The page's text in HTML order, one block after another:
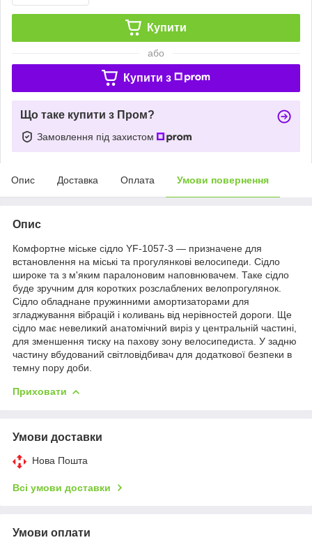
Купити
або
Купити з
Що таке купити з Пром?
Замовлення під захистом
Опис Доставка Оплата Умови повернення
Опис
Комфортне міське сідло YF-1057-3 — призначене для
встановлення на міські та прогулянкові велосипеди. Сідло
широке та з м'яким паралоновим наповнювачем. Таке сідло
буде зручним для коротких розслаблених велопрогулянок.
Сідло обладнане пружинними амортизаторами для
згладжування вібрацій і коливань від нерівностей дороги. Ще
сідло має невеликий анатомічний виріз у центральній частині,
для зменшення тиску на пахову зону велосипедиста. У задню
частину вбудований світловідбивач для додаткової безпеки в
темну пору доби.
Приховати
Умови доставки
Нова Пошта
Всі умови доставки
Умови оплати